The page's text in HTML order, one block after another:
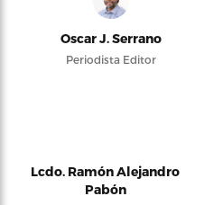
Oscar J. Serrano
Periodista Editor
Lcdo. Ramón Alejandro
Pabón